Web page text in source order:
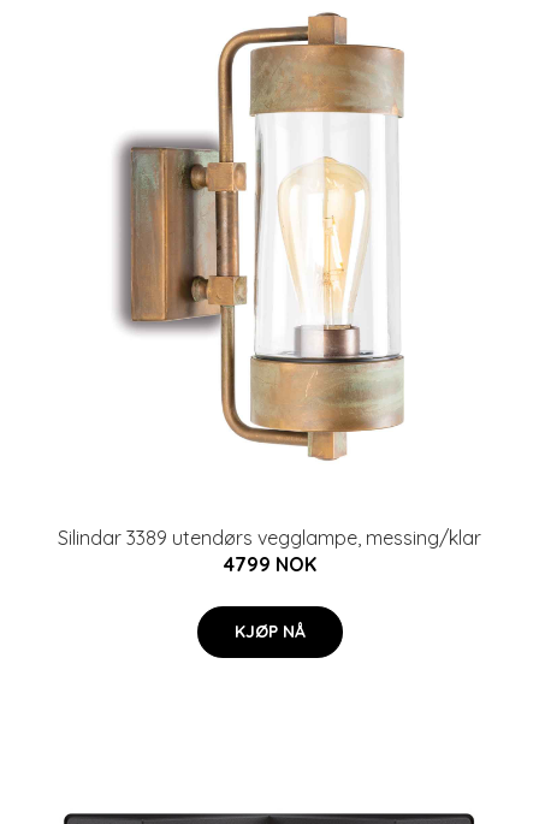
Silindar 3389 utendørs vegglampe, messing/klar
4799 NOK
KJØP NÅ